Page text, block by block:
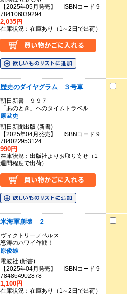
【2025年05月発売】 ISBNコード 9
784106039294
2,035円
在庫状況：在庫あり（1～2日で出荷）
歴史のダイヤグラム ３号車
朝日新書 ９９７
「あのとき」へのタイムトラベル
原武史
朝日新聞出版 (新書)
【2025年04月発売】 ISBNコード 9
784022953124
990円
在庫状況：出版社よりお取り寄せ（1
週間程度で出荷）
米海軍崩壊 ２
ヴィクトリーノベルス
怒涛のハワイ作戦！
原俊雄
電波社 (新書)
【2025年04月発売】 ISBNコード 9
784864902878
1,100円
在庫状況：在庫あり（1～2日で出荷）